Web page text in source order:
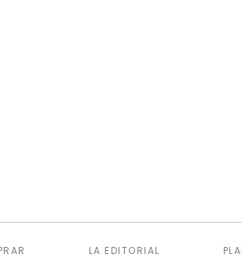
LA EDITORIAL